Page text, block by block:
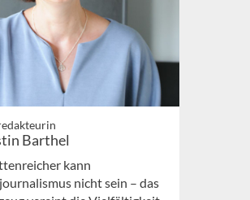
Barthel
kann
nicht sein – das